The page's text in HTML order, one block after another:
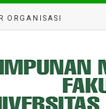
ORGANISASI